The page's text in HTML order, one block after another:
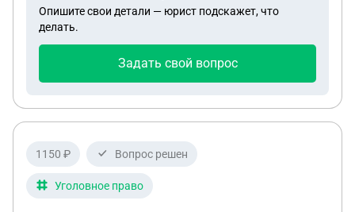
Опишите свои детали — юрист подскажет, что
делать.
Задать свой вопрос
1150 ₽ Вопрос решен
Уголовное право